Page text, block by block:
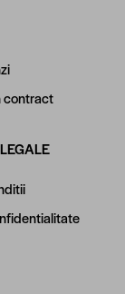
contract